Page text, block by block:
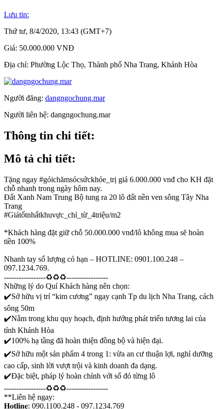
Lưu tin:
Thứ tư, 8/4/2020, 13:43 (GMT+7)
Giá: 50.000.000 VNĐ
Địa chỉ: Phường Lộc Thọ, Thành phố Nha Trang, Khánh Hòa
Người đăng: dangngochung.mar
Người liên hệ: dangngochung.mar
Thông tin chi tiết:
Mô tả chi tiết:
Tặng ngay #góichămsócsứckhỏe_trị giá 6.000.000 vnđ cho KH đặt
chỗ nhanh trong ngày hôm nay.
Đất Xanh Nam Trung Bộ tung ra 20 lô đất nền ven sông Tây Nha
Trang
#Giátốtnhấtkhuvực_chỉ_từ_4triệu/m2
*Khách hàng đặt giữ chỗ 50.000.000 vnđ/lô không mua sẽ hoàn
tiền 100%
Nhanh tay số lượng có hạn – HOTLINE: 0901.100.248 –
097.1234.769.
-----------------♻♻♻-----------------
Những lý do Quí Khách hàng nên chọn:
✔️Sở hữu vị trí “kim cương” ngay cạnh Tp du lịch Nha Trang, cách
sông 50m
✔️Nằm trong khu quy hoạch, định hướng phát triển tương lai của
tỉnh Khánh Hòa
✔️100% hạ tầng đã hoàn thiện đồng bộ và hiện đại.
✔️Sở hữu một sản phẩm 4 trong 1: vừa an cư thuận lợi, nghỉ dưỡng
cao cấp, sinh lời vượt trội và kinh doanh đa dạng.
✔️Đặc biệt, pháp lý hoàn chỉnh với sổ đỏ từng lô
-----------------♻♻♻-----------------
**Liên hệ ngay:
𝐇𝐨𝐭𝐥𝐢𝐧𝐞: 090.1100.248 - 097.1234.769